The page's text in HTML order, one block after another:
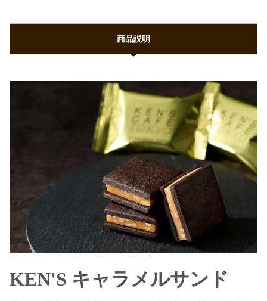
商品説明
KEN'S キャラメルサンド